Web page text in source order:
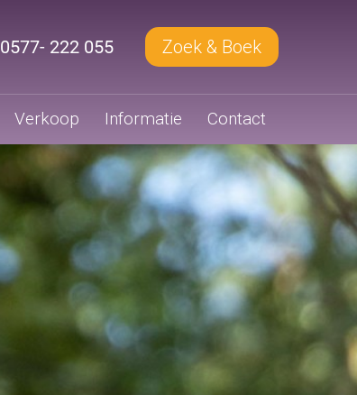
0577- 222 055 Zoek & Boek
Verkoop Informatie Contact